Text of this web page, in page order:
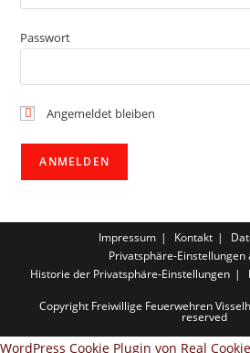
Passwort
Angemeldet bleiben
Impressum Kontakt
Privatsphäre-Einstellungen
Historie der Privatsphäre-Einstellungen
Copyright Freiwillige Feuerwehren
reserved
WordPress Cookie Plugin von Real